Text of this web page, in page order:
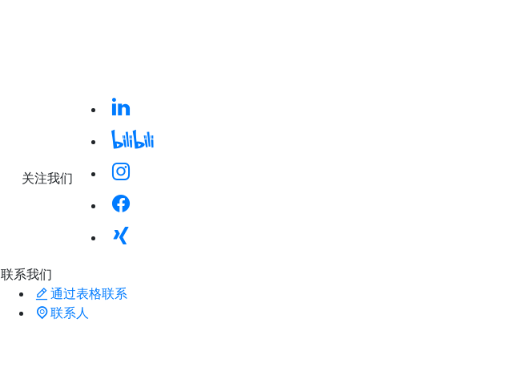
关注我们
联系我们
通过表格联系
联系人